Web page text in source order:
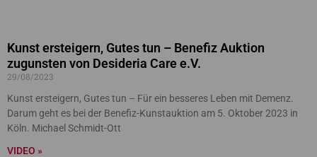
Kunst ersteigern, Gutes tun – Benefiz Auktion
zugunsten von Desideria Care e.V.
29/08/2023
Kunst ersteigern, Gutes tun – Für ein besseres Leben mit Demenz.
Darum geht es bei der Benefiz-Kunstauktion am 5. Oktober 2023 in
Köln. Michael Schmidt-Ott
VIDEO »